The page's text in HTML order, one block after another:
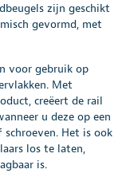
zijn geschikt
gevormd, met
voor gebruik op
Met
creëert de rail
u deze op een
Het is ook
los te laten,
is.